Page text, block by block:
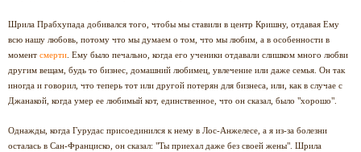
Шрила Прабхупада добивался того, чтобы мы ставили в центр Кришну, отдавая Ему
всю нашу любовь, потому что мы думаем о том, что мы любим, а в особенности в
момент смерти . Ему было печально, когда его ученики отдавали слишком много любви
другим вещам, будь то бизнес, домашний любимец, увлечение или даже семья. Он так
иногда и говорил, что теперь тот или другой потерян для бизнеса, или, как в случае с
Джанакой, когда умер ее любимый кот, единственное, что он сказал, было "хорошо".
Однажды, когда Гурудас присоединился к нему в Лос-Анжелесе, а я из-за болезни
осталась в Сан-Франциско, он сказал: "Ты приехал даже без своей жены". Шрила